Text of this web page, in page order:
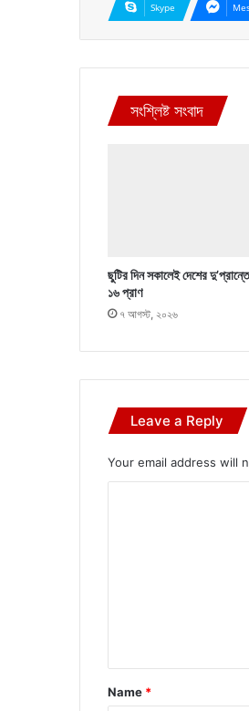
Skype
সংশ্লিষ্ট সংবাদ
ছুটির দিন সকালেই দেশের
১৬ প্রাণ
৭ আগস্ট, ২০২৬
Leave a Reply
Your email address will
*
Name *